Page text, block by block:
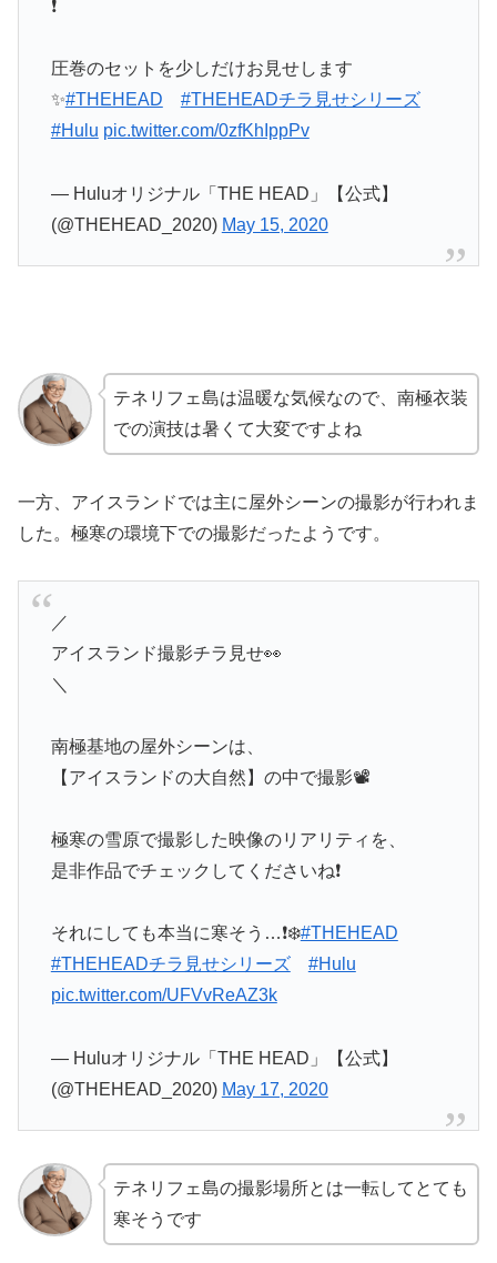
❗
圧巻のセットを少しだけお見せします
✨#THEHEAD
#THEHEADチラ見せシリーズ
#Hulu pic.twitter.com/0zfKhIppPv
— Huluオリジナル「THE HEAD」【公式】
(@THEHEAD_2020) May 15, 2020
テネリフェ島は温暖な気候なので、南極衣装
での演技は暑くて大変ですよね
一方、アイスランドでは主に屋外シーンの撮影が行われま
した。極寒の環境下での撮影だったようです。
／
アイスランド撮影チラ見せ👀
＼
南極基地の屋外シーンは、
【アイスランドの大自然】の中で撮影📽
極寒の雪原で撮影した映像のリアリティを、
是非作品でチェックしてくださいね❗
それにしても本当に寒そう…❗❄️#THEHEAD
#THEHEADチラ見せシリーズ
#Hulu
pic.twitter.com/UFVvReAZ3k
— Huluオリジナル「THE HEAD」【公式】
(@THEHEAD_2020) May 17, 2020
テネリフェ島の撮影場所とは一転してとても
寒そうです